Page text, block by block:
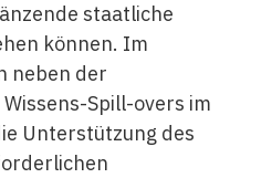
staatliche
können. Im
neben der
Spill-overs im
Unterstützung des